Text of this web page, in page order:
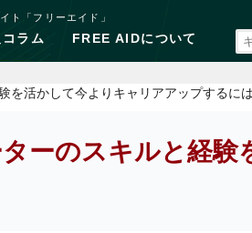
ト「フリーエイド」
ラム FREE AIDについて
を活かして今よりキャリアアップするに
ーのスキルと経